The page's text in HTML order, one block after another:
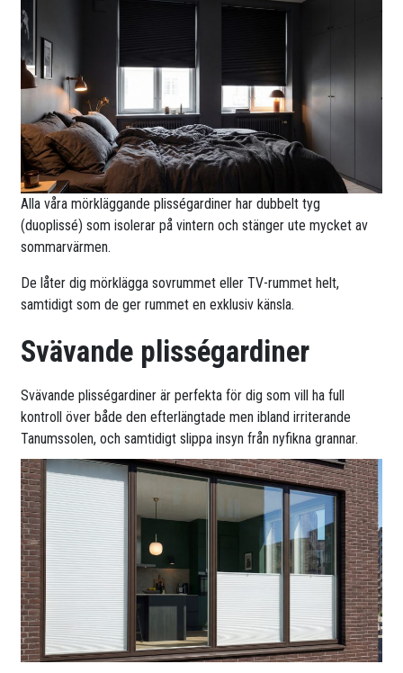
Alla våra mörkläggande plisségardiner har dubbelt tyg
(duoplissé) som isolerar på vintern och stänger ute mycket av
sommarvärmen.
De låter dig mörklägga sovrummet eller TV-rummet helt,
samtidigt som de ger rummet en exklusiv känsla.
Svävande plisségardiner
Svävande plisségardiner är perfekta för dig som vill ha full
kontroll över både den efterlängtade men ibland irriterande
Tanumssolen, och samtidigt slippa insyn från nyfikna grannar.